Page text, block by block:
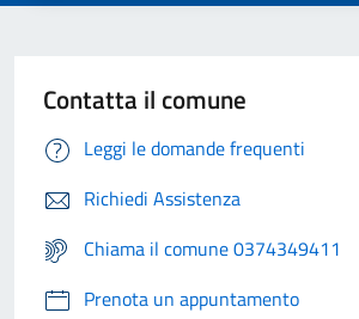
Contatta il comune
Leggi le domande frequenti
Richiedi Assistenza
Chiama il comune 0374349411
Prenota un appuntamento